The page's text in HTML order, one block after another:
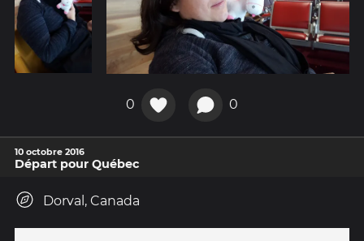
0 0
10 octobre 2016
Départ pour Québec
Dorval, Canada